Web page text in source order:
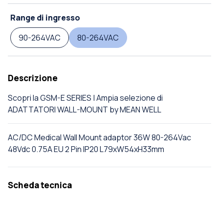
Range di ingresso
90-264VAC
80-264VAC
Descrizione
Scopri la GSM-E SERIES | Ampia selezione di
ADATTATORI WALL-MOUNT by MEAN WELL
AC/DC Medical Wall Mount adaptor 36W 80-264Vac
48Vdc 0.75A EU 2 Pin IP20 L79xW54xH33mm
Scheda tecnica